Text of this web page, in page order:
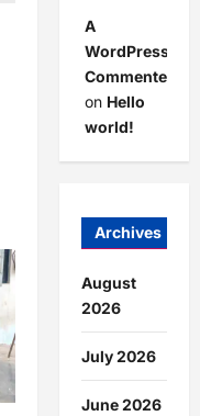
A
WordPress
Commenter
on Hello
world!
Archives
August
2026
July 2026
June 2026